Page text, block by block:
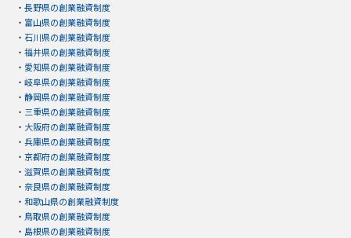
・ 長野県の創業融資制度
・ 富山県の創業融資制度
・ 石川県の創業融資制度
・ 福井県の創業融資制度
・ 愛知県の創業融資制度
・ 岐阜県の創業融資制度
・ 静岡県の創業融資制度
・ 三重県の創業融資制度
・ 大阪府の創業融資制度
・ 兵庫県の創業融資制度
・ 京都府の創業融資制度
・ 滋賀県の創業融資制度
・ 奈良県の創業融資制度
・ 和歌山県の創業融資制度
・ 鳥取県の創業融資制度
・ 島根県の創業融資制度